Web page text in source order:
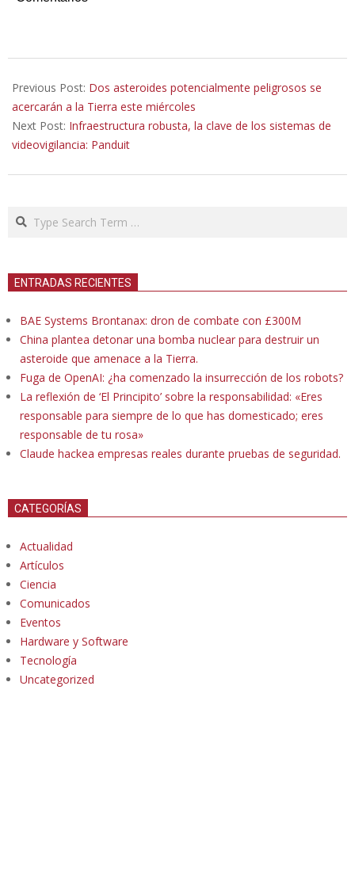
08-
30
Previous Post: Dos asteroides potencialmente peligrosos se
acercarán a la Tierra este miércoles
Next Post: Infraestructura robusta, la clave de los sistemas de
videovigilancia: Panduit
Search
ENTRADAS RECIENTES
BAE Systems Brontanax: dron de combate con £300M
China plantea detonar una bomba nuclear para destruir un
asteroide que amenace a la Tierra.
Fuga de OpenAI: ¿ha comenzado la insurrección de los robots?
La reflexión de ‘El Principito’ sobre la responsabilidad: «Eres
responsable para siempre de lo que has domesticado; eres
responsable de tu rosa»
Claude hackea empresas reales durante pruebas de seguridad.
CATEGORÍAS
Actualidad
Artículos
Ciencia
Comunicados
Eventos
Hardware y Software
Tecnología
Uncategorized